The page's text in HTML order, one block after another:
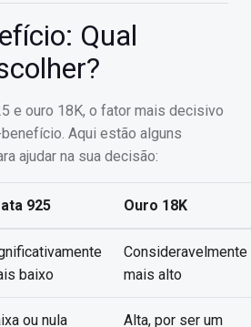
Qual
e ouro 18K, o fator mais decisivo
Aqui estão alguns
ajudar na sua decisão:
925 Ouro 18K
baixo
Consideravelmente
mais alto
ou nula
Alta, por ser um